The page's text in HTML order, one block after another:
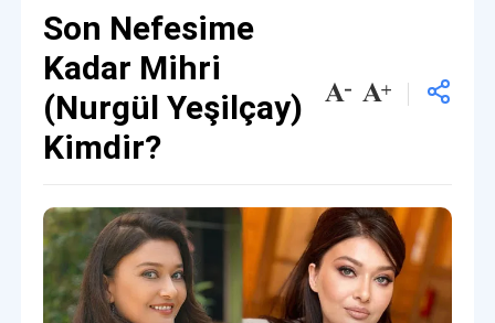
Son Nefesime
Kadar Mihri
(Nurgül Yeşilçay)
Kimdir?